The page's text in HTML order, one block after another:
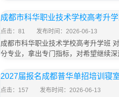
成都市科华职业技术学校高考升
点击：81 发布时间：2026-06-13
成都市科华职业技术学校高考升学班
分专业，拿出专门指标，对希望继续
2027届报名成都普华单招培训寝
点击：157 发布时间：2026-06-13